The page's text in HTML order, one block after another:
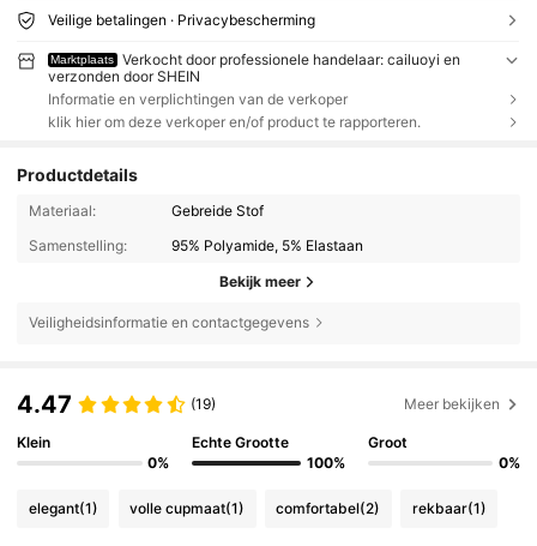
Veilige betalingen · Privacybescherming
Marktplaats
Verkocht door professionele handelaar: cailuoyi en
verzonden door SHEIN
Informatie en verplichtingen van de verkoper
klik hier om deze verkoper en/of product te rapporteren.
Productdetails
Materiaal:
Gebreide Stof
Samenstelling:
95% Polyamide, 5% Elastaan
Bekijk meer
Veiligheidsinformatie en contactgegevens
4.47 (19) Meer bekijken
Klein
0%
Echte Grootte
100%
Groot
0%
elegant(1) volle cupmaat(1) comfortabel(2) rekbaar(1)